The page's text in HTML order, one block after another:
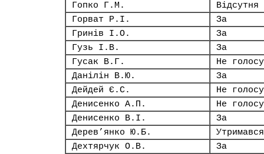
Гопко Г.М.
Відсутня
Горват Р.І.
За
Гринів І.О.
За
Гузь І.В.
За
Гусак В.Г.
Не
Данілін В.Ю.
За
Дейдей Є.С.
Не
Денисенко А.П.
Не
Денисенко В.І.
За
Дерев’янко Ю.Б.
Утримався
Дехтярчук О.В.
За